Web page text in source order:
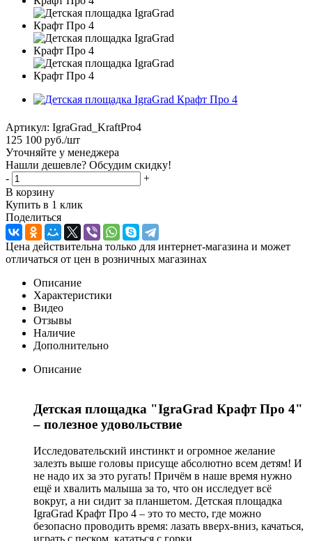
Артикул: IgraGrad_KraftPro4
125 100 руб./шт
Уточняйте у менеджера
Нашли дешевле? Обсудим скидку!
-
+
В корзину
Купить в 1 клик
Поделиться
Цена действительна только для интернет-магазина и может
отличаться от цен в розничных магазинах
Описание
Характеристики
Видео
Отзывы
Наличие
Дополнительно
Описание
Детская площадка "IgraGrad Крафт Про 4"
– полезное удовольствие
Исследовательский инстинкт и огромное желание
залезть выше головы присуще абсолютно всем детям! И
не надо их за это ругать! Причём в наше время нужно
ещё и хвалить малыша за то, что он исследует всё
вокруг, а ни сидит за планшетом. Детская площадка
IgraGrad Крафт Про 4 – это то место, где можно
безопасно проводить время: лазать вверх-вниз, качаться,